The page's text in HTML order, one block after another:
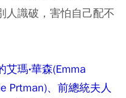
人識破，害怕自己配不
瑪‧華森(Emma
Prtman)、前總統夫人